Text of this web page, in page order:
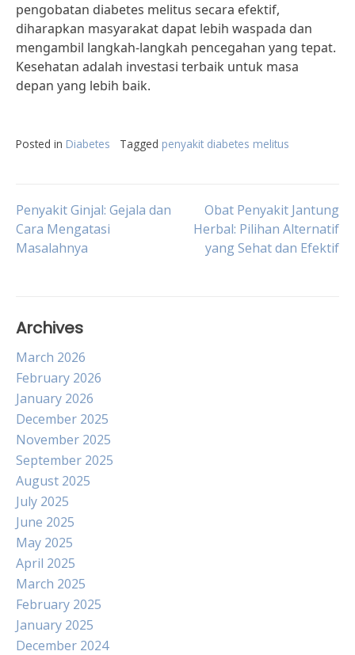
pengobatan diabetes melitus secara efektif,
diharapkan masyarakat dapat lebih waspada dan
mengambil langkah-langkah pencegahan yang tepat.
Kesehatan adalah investasi terbaik untuk masa
depan yang lebih baik.
Posted in Diabetes Tagged penyakit diabetes melitus
Post
navigation
Penyakit Ginjal: Gejala dan
Cara Mengatasi
Masalahnya
Obat Penyakit Jantung
Herbal: Pilihan Alternatif
yang Sehat dan Efektif
Archives
March 2026
February 2026
January 2026
December 2025
November 2025
September 2025
August 2025
July 2025
June 2025
May 2025
April 2025
March 2025
February 2025
January 2025
December 2024